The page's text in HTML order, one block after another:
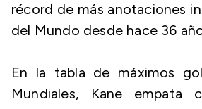
récord de más anotaciones
del Mundo desde hace 36
En la tabla de máximos
Mundiales, Kane empata